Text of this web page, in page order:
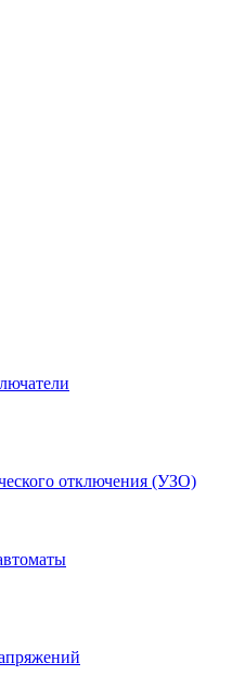
отключения (УЗО)